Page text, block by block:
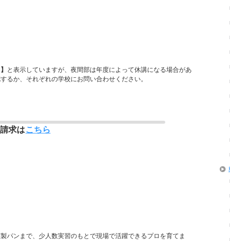
と表示していますが、夜間部は年度によって休講になる場合があ
るか、それぞれの学校にお問い合わせください。
求はこちら
パンまで、少人数実習のもとで現場で活躍できるプロを育てま